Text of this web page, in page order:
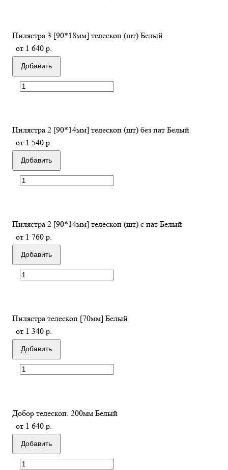
Пилястра 3 [90*18мм] телескоп (шт) Белый
от 1 640 р.
Добавить
Пилястра 2 [90*14мм] телескоп (шт) без пат Белый
от 1 540 р.
Добавить
Пилястра 2 [90*14мм] телескоп (шт) с пат Белый
от 1 760 р.
Добавить
Пилястра телескоп [70мм] Белый
от 1 340 р.
Добавить
Добор телескоп. 200мм Белый
от 1 640 р.
Добавить